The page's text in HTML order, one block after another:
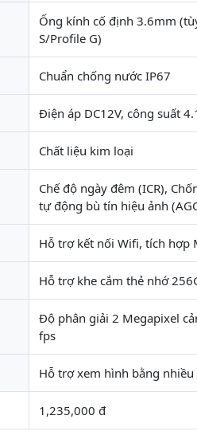
Ống kính cố định 3.6mm
S/Profile G)
Chuẩn chống nước IP67
Điện áp DC12V, công suất
Chất liệu kim loại
Chế độ ngày đêm (ICR),
tự động bù tín hiệu ảnh
Hỗ trợ kết nối Wifi, tích hợp
Hỗ trợ khe cắm thẻ nhớ
Độ phân giải 2 Megapixel
fps
Hỗ trợ xem hình bằng nhiều
1,235,000 đ